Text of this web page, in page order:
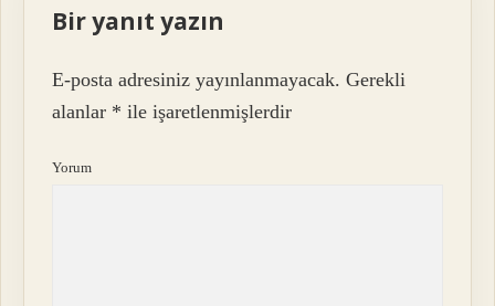
Bir yanıt yazın
E-posta adresiniz yayınlanmayacak. Gerekli
alanlar * ile işaretlenmişlerdir
Yorum